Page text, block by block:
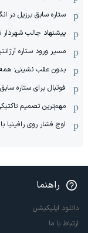
ستاره سابق برزیل در
پیشنهاد جالب
مسیر ورود ستاره
بدون عقب نشینی: همه
فوتبال برای ستاره
مهم‌ترین تصمیم
اوج فشار روی رافینیا
راهنما
دانلود اپلیکیشن
ارتباط با ما